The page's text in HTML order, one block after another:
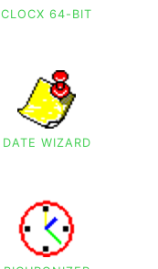
CLOCX 64-BIT
DATE WIZARD